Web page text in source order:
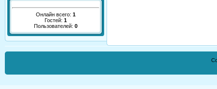
Онлайн всего: 1
Гостей: 1
Пользователей: 0